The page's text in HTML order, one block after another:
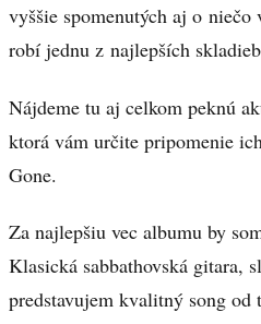
vyššie spomenutých aj o
robí jednu z najlepších
Nájdeme tu aj celkom peknú
ktorá vám určite pripomenie
Gone.
Za najlepšiu vec albumu by
Klasická sabbathovská gitara,
predstavujem kvalitný song od